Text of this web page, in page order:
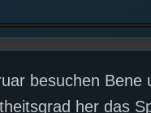
besuchen Bene
her das